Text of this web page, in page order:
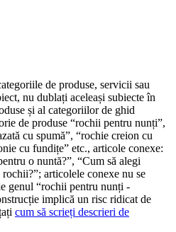
de produse, servicii sau
nu dublați aceleași subiecte în
și al categoriilor de ghid
de produse “rochii pentru nunți”,
cu spumă”, “rochie creion cu
cu fundițe” etc., articole conexe:
o nuntă?”, “Cum să alegi
articolele conexe nu se
genul “rochii pentru nunți -
implică un risc ridicat de
cum să scrieți descrieri de